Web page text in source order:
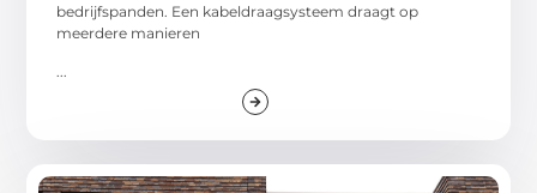
bedrijfspanden. Een kabeldraagsysteem draagt op
meerdere manieren
...